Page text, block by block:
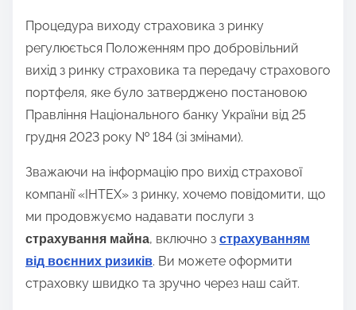
Процедура виходу страховика з ринку
регулюється Положенням про добровільний
вихід з ринку страховика та передачу страхового
портфеля, яке було затверджено постановою
Правління Національного банку України від 25
грудня 2023 року № 184 (зі змінами).
Зважаючи на інформацію про вихід страхової
компанії «ІНТЕХ» з ринку, хочемо повідомити, що
ми продовжуємо надавати послуги з
страхування майна, включно з страхуванням
від воєнних ризиків. Ви можете оформити
страховку швидко та зручно через наш сайт.